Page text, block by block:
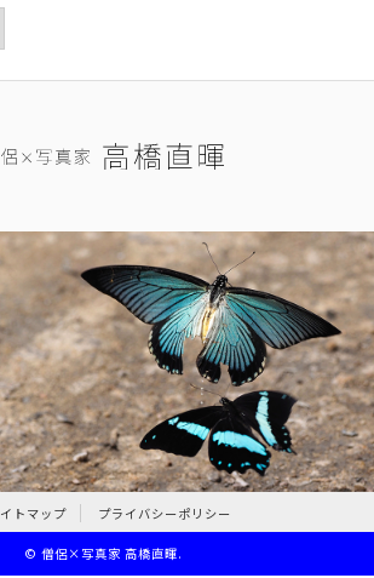
トマップ プライバシーポリシー
© 僧侶×写真家 高橋直暉.